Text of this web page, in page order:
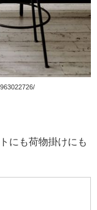
にも荷物掛けにも